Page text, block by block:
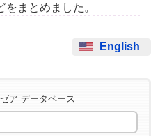
まとめました。
English
ア データベース